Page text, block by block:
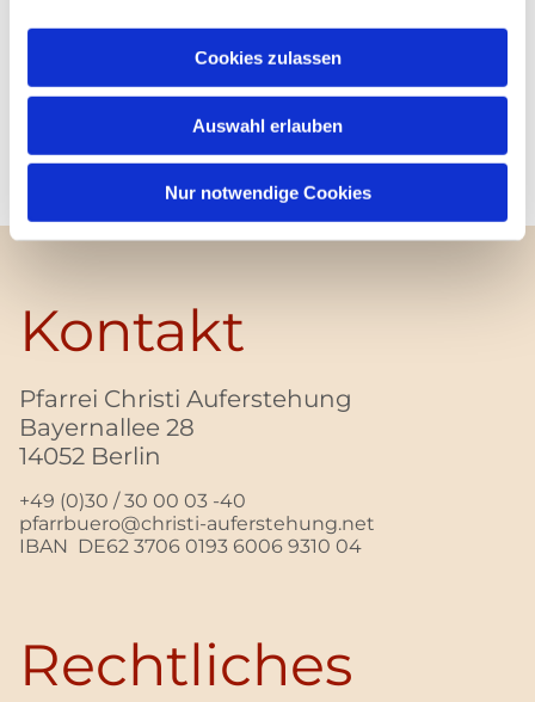
Cookies zulassen
Auswahl erlauben
Nur notwendige Cookies
Kontakt
Pfarrei Christi Auferstehung
Bayernallee 28
14052 Berlin
+49 (0)30 / 30 00 03 -40
pfarrbuero@christi-auferstehung.net
IBAN DE62 3706 0193 6006 9310 04
Rechtliches